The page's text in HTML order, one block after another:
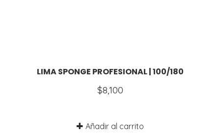
LIMA SPONGE PROFESIONAL | 100/180
$8,100
Añadir al carrito